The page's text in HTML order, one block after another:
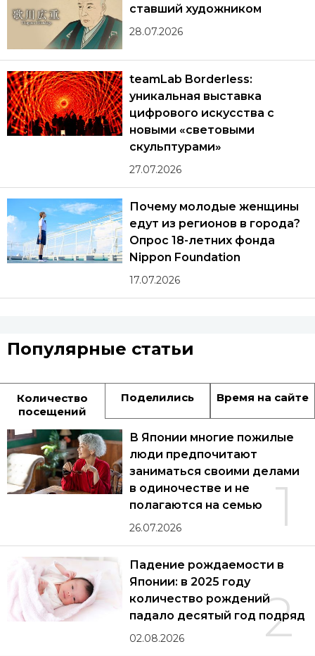
ставший художником
28.07.2026
teamLab Borderless:
уникальная выставка
цифрового искусства с
новыми «световыми
скульптурами»
27.07.2026
Почему молодые женщины
едут из регионов в города?
Опрос 18-летних фонда
Nippon Foundation
17.07.2026
Популярные статьи
Количество
посещений
Поделились Время на сайте
1
В Японии многие пожилые
люди предпочитают
заниматься своими делами
в одиночестве и не
полагаются на семью
26.07.2026
2
Падение рождаемости в
Японии: в 2025 году
количество рождений
падало десятый год подряд
02.08.2026